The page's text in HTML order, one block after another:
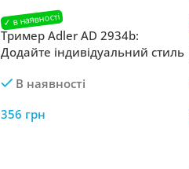
Тример Adler AD 2934b:
Додайте індивідуальний стиль
В наявності
356 грн